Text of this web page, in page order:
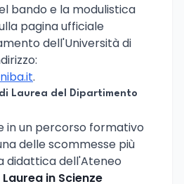
bando e la modulistica
pagina ufficiale
dell'Università di
.
Laurea del Dipartimento
in un percorso formativo
delle scommesse più
didattica dell'Ateneo
in Scienze